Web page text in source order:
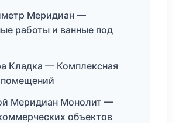
Меридиан —
работы и ванные под
Кладка — Комплексная
помещений
Меридиан Монолит —
объектов